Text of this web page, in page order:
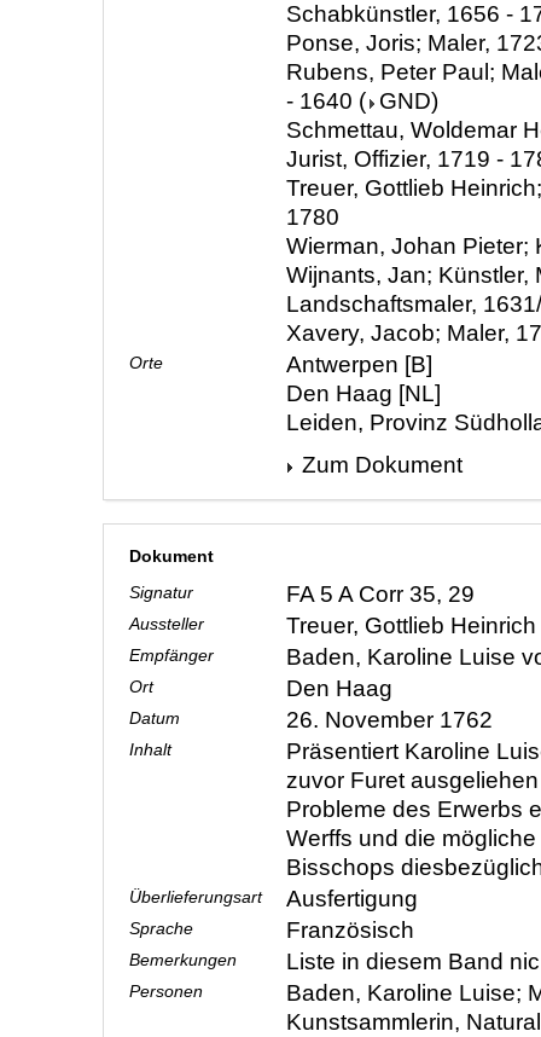
Schabkünstler, 1656 -
Ponse, Joris; Maler,
Rubens, Peter Paul;
- 1640 ( GND)
Schmettau, Woldemar
Jurist, Offizier, 1719 -
Treuer, Gottlieb
1780
Wierman, Johan Pieter;
Wijnants, Jan; Künstler,
Landschaftsmaler,
Xavery, Jacob; Maler,
Orte
Antwerpen [B]
Den Haag [NL]
Leiden, Provinz
Zum Dokument
Dokument
Signatur
FA 5 A Corr 35, 29
Aussteller Treuer, Gottlieb Heinrich
Empfänger Baden, Karoline Luise
Ort Den Haag
Datum 26. November 1762
Inhalt
Präsentiert Karoline
zuvor Furet
Probleme des Erwerbs
Werffs und die
Bisschops
Überlieferungsart Ausfertigung
Sprache Französisch
Bemerkungen Liste in diesem Band
Personen
Baden, Karoline Luise;
Kunstsammlerin,